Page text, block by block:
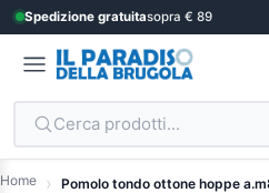
Spedizione gratuitasopra € 89
Cerca prodotti...
Home Pomolo tondo ottone hoppe